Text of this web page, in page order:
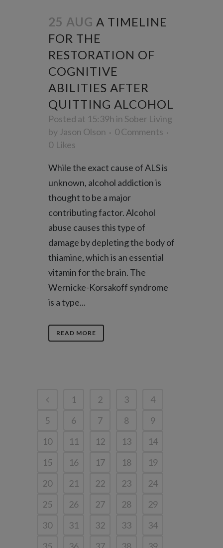
25 AUG A TIMELINE
FOR THE
RESTORATION OF
COGNITIVE
ABILITIES AFTER
QUITTING ALCOHOL
Posted at 15:39h in Sober Living
by Jason Olson
0 Comments
0 Likes
While the exact cause of ALS is
unknown, alcohol addiction is
thought to be a major
contributing factor. Alcohol
abuse causes this type of
damage by depleting the body of
thiamine, which is an essential
vitamin for the brain. The
Wernicke-Korsakoff syndrome
is a type...
READ MORE
1 2 3
4
5
6 7 8
9
10
11 12 13
14
15
16 17 18
19
20
21 22 23
24
25
26 27 28
29
30
31 32 33
34